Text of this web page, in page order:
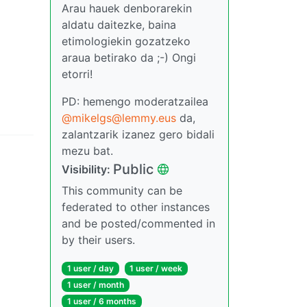
Arau hauek denborarekin
aldatu daitezke, baina
etimologiekin gozatzeko
araua betirako da ;-) Ongi
etorri!
PD: hemengo moderatzailea
@mikelgs@lemmy.eus da,
zalantzarik izanez gero bidali
mezu bat.
Visibility: Public
This community can be
federated to other instances
and be posted/commented in
by their users.
1 user / day
1 user / week
1 user / month
1 user / 6 months